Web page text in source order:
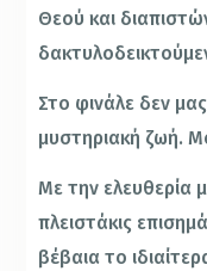
Θεού και
Στο φινάλε δεν
μυστηριακή ζωή.
Με την ελευθερία
πλειστάκις
βέβαια το